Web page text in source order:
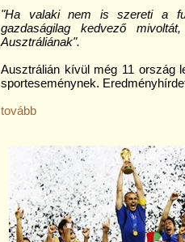
"Ha valaki nem is szereti a
gazdaságilag kedvező
Ausztráliának".
Ausztrálián kívül még 11 ország
sporteseménynek.
tovább